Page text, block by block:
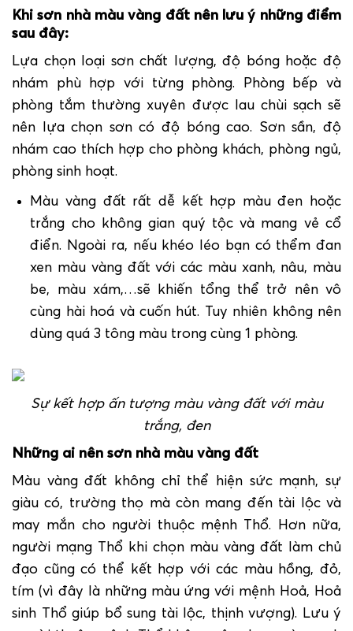
Khisơn nhà màu vàng đất nên lưu ý những điểm
sau đây:
Lựa chọn loại sơn chất lượng, độ bóng hoặc độ
nhám phù hợp với từng phòng. Phòng bếp và
phòng tắm thường xuyên được lau chùi sạch sẽ
nên lựa chọn sơn có độ bóng cao. Sơn sần, độ
nhám cao thích hợp cho phòng khách, phòng ngủ,
phòng sinh hoạt.
Màu vàng đất rất dễ kết hợp màu đen hoặc
trắng cho không gian quý tộc và mang vẻ cổ
điển. Ngoài ra, nếu khéo léo bạn có thểm đan
xen màu vàng đất với các màu xanh, nâu, màu
be, màu xám,…sẽ khiến tổng thể trở nên vô
cùng hài hoá và cuốn hút. Tuy nhiên không nên
dùng quá 3 tông màu trong cùng 1 phòng.
Sự kết hợp ấn tượng màu vàng đất với màu
trắng, đen
Những ai nên sơn nhà màu vàng đất
Màu vàng đất không chỉ thể hiện sức mạnh, sự
giàu có, trường thọ mà còn mang đến tài lộc và
may mắn cho người thuộc mệnh Thổ. Hơn nữa,
người mạng Thổ khi chọn màu vàng đất làm chủ
đạo cũng có thể kết hợp với các màu hồng, đỏ,
tím (vì đây là những màu ứng với mệnh Hoả, Hoả
sinh Thổ giúp bổ sung tài lộc, thịnh vượng). Lưu ý